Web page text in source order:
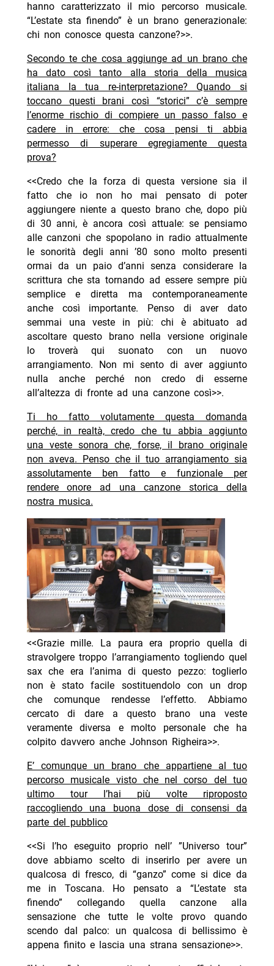
hanno caratterizzato il mio percorso musicale.
“L’estate sta finendo” è un brano generazionale:
chi non conosce questa canzone?>>.
Secondo te che cosa aggiunge ad un brano che
ha dato così tanto alla storia della musica
italiana la tua re-interpretazione? Quando si
toccano questi brani così “storici” c’è sempre
l’enorme rischio di compiere un passo falso e
cadere in errore: che cosa pensi ti abbia
permesso di superare egregiamente questa
prova?
<<Credo che la forza di questa versione sia il
fatto che io non ho mai pensato di poter
aggiungere niente a questo brano che, dopo più
di 30 anni, è ancora così attuale: se pensiamo
alle canzoni che spopolano in radio attualmente
le sonorità degli anni ’80 sono molto presenti
ormai da un paio d’anni senza considerare la
scrittura che sta tornando ad essere sempre più
semplice e diretta ma contemporaneamente
anche così importante. Penso di aver dato
semmai una veste in più: chi è abituato ad
ascoltare questo brano nella versione originale
lo troverà qui suonato con un nuovo
arrangiamento. Non mi sento di aver aggiunto
nulla anche perché non credo di esserne
all’altezza di fronte ad una canzone così>>.
Ti ho fatto volutamente questa domanda
perché, in realtà, credo che tu abbia aggiunto
una veste sonora che, forse, il brano originale
non aveva. Penso che il tuo arrangiamento sia
assolutamente ben fatto e funzionale per
rendere onore ad una canzone storica della
nostra musica.
<<Grazie mille. La paura era proprio quella di
stravolgere troppo l’arrangiamento togliendo quel
sax che era l’anima di questo pezzo: toglierlo
non è stato facile sostituendolo con un drop
che comunque rendesse l’effetto. Abbiamo
cercato di dare a questo brano una veste
veramente diversa e molto personale che ha
colpito davvero anche Johnson Righeira>>.
E’ comunque un brano che appartiene al tuo
percorso musicale visto che nel corso del tuo
ultimo tour l’hai più volte riproposto
raccogliendo una buona dose di consensi da
parte del pubblico
<<Si l’ho eseguito proprio nell’ ”Universo tour”
dove abbiamo scelto di inserirlo per avere un
qualcosa di fresco, di “ganzo” come si dice da
me in Toscana. Ho pensato a “L’estate sta
finendo” collegando quella canzone alla
sensazione che tutte le volte provo quando
scendo dal palco: un qualcosa di bellissimo è
appena finito e lascia una strana sensazione>>.